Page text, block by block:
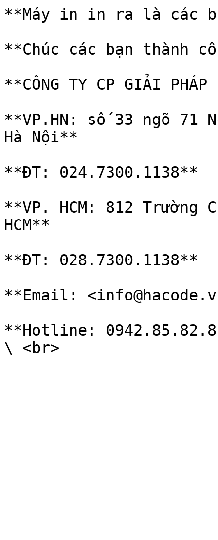
**Máy in in ra là các
**Chúc các bạn thành
**CÔNG TY CP GIẢI PHÁP
**VP.HN: số 33 ngõ 71
Hà Nội**
**ĐT: 024.7300.1138**
**VP. HCM: 812 Trường
HCM**
**ĐT: 028.7300.1138**
**Email:
**Hotline: